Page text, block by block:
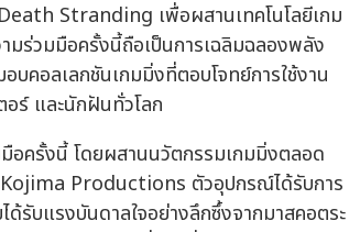
Stranding เพื่อผสานเทคโนโลยีเกม
มร่วมมือครั้งนี้ถือเป็นการเฉลิมฉลองพลัง
คอลเลกชันเกมมิ่งที่ตอบโจทย์การใช้งาน
อร์ และนักฝันทั่วโลก
อครั้งนี้ โดยผสานนวัตกรรมเกมมิ่งตลอด
Kojima Productions ตัวอุปกรณ์ได้รับการ
รับแรงบันดาลใจอย่างลึกซึ้งจากมาสคอตระ